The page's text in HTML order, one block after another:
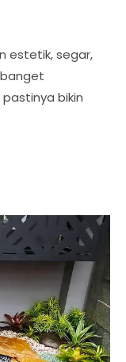
estetik, segar,
bikin